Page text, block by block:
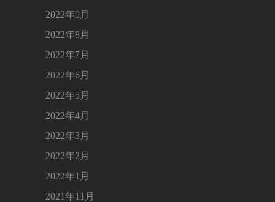
2022年9月
2022年8月
2022年7月
2022年6月
2022年5月
2022年4月
2022年3月
2022年2月
2022年1月
2021年11月